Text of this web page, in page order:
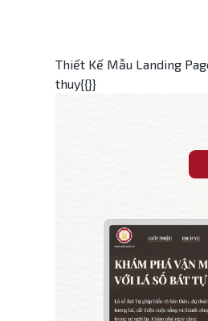
Thiết Kế Mẫu Landing
thuy{{}}